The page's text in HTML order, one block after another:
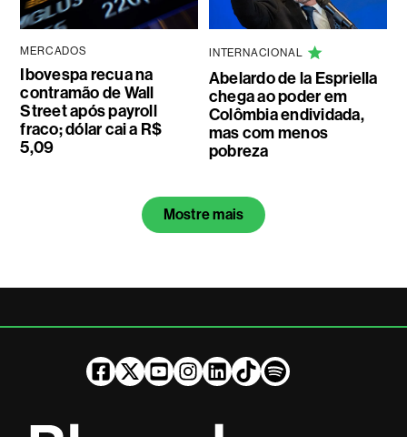
MERCADOS
Ibovespa recua na
contramão de Wall
Street após payroll
fraco; dólar cai a R$
5,09
INTERNACIONAL
Abelardo de la Espriella
chega ao poder em
Colômbia endividada,
mas com menos
pobreza
Mostre mais